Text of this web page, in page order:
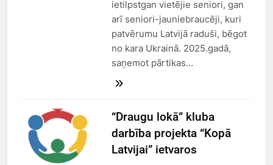
ietilpstgan vietējie seniori, gan
arī seniori-jauniebraucēji, kuri
patvērumu Latvijā raduši, bēgot
no kara Ukrainā. 2025.gadā,
saņemot pārtikas…
“Draugu lokā” kluba
darbība projekta “Kopā
Latvijai” ietvaros